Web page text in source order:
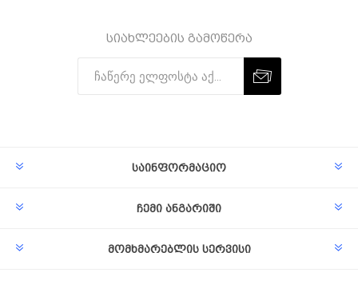
სიახლეების გამოწერა
საინფორმაციო
ჩემი ანგარიში
მომხმარებლის სერვისი